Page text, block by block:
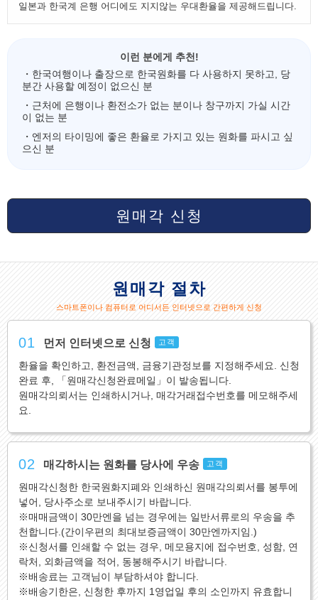
일본과 한국계 은행 어디에도 지지않는 우대환율을 제공해드립니다.
이런 분에게 추천!
・한국여행이나 출장으로 한국원화를 다 사용하지 못하고, 당
분간 사용할 예정이 없으신 분
・근처에 은행이나 환전소가 없는 분이나 창구까지 가실 시간
이 없는 분
・엔저의 타이밍에 좋은 환율로 가지고 있는 원화를 파시고 싶
으신 분
원매각 신청
원매각 절차
스마트폰이나 컴퓨터로 어디서든 인터넷으로 간편하게 신청
01 먼저 인터넷으로 신청 고객
환율을 확인하고, 환전금액, 금융기관정보를 지정해주세요. 신청
완료 후, 「원매각신청완료메일」이 발송됩니다.
원매각의뢰서는 인쇄하시거나, 매각거래접수번호를 메모해주세
요.
02 매각하시는 원화를 당사에 우송 고객
원매각신청한 한국원화지폐와 인쇄하신 원매각의뢰서를 봉투에
넣어, 당사주소로 보내주시기 바랍니다.
※매매금액이 30만엔을 넘는 경우에는 일반서류로의 우송을 추
천합니다.(간이우편의 최대보증금액이 30만엔까지임.)
※신청서를 인쇄할 수 없는 경우, 메모용지에 접수번호, 성함, 연
락처, 외화금액을 적어, 동봉해주시기 바랍니다.
※배송료는 고객님이 부담하셔야 합니다.
※배송기한은, 신청한 후까지 1영업일 후의 소인까지 유효합니